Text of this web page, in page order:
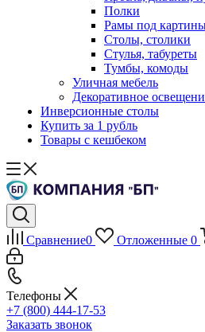
Полки
Рамы под
Столы, столики
Стулья, табуреты
Тумбы, комоды
Уличная мебель
Декоративное
Инверсионные столы
Купить за 1 рубль
Товары с кешбеком
Сравнение0 Отложенные 0
Телефоны
+7 (800) 444-17-53
Заказать звонок